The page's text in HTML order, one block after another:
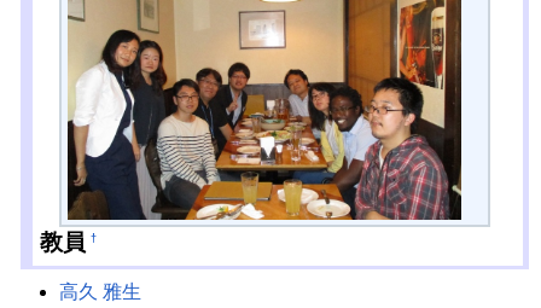
教員 †
高久 雅生